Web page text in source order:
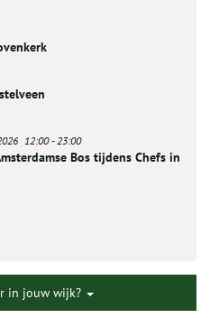
12:00-23:00
Bos tijdens Chefs in
in jouw wijk?